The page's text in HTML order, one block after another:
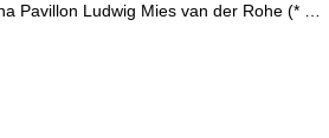
Pavillon Ludwig Mies van der Rohe (* …